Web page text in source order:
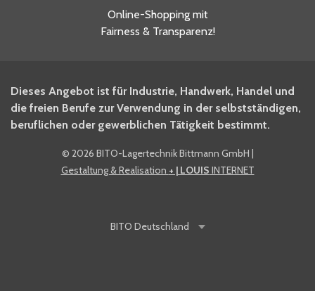
Ja, ich habe die
Datenschutzhinweise gelesen
und akzeptiere diese.
BITO Newsletter Fachwissen
Intralogistiker anmelden.
Ja, ich möchte mich für den
BITO Shop-Newsletter
Online-Shopping mit
Fairness & Transparenz!
Dieses Angebot ist für Industrie, Handwerk, Handel und
die freien Berufe zur Verwendung in der selbstständigen,
beruflichen oder gewerblichen Tätigkeit bestimmt.
© 2026 BITO-Lagertechnik Bittmann GmbH |
Gestaltung & Realisation + | LOUIS INTERNET
BITO Deutschland